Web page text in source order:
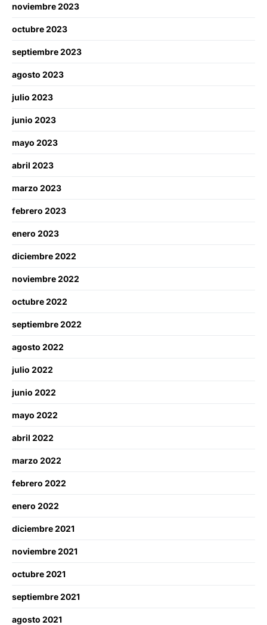
noviembre 2023
octubre 2023
septiembre 2023
agosto 2023
julio 2023
junio 2023
mayo 2023
abril 2023
marzo 2023
febrero 2023
enero 2023
diciembre 2022
noviembre 2022
octubre 2022
septiembre 2022
agosto 2022
julio 2022
junio 2022
mayo 2022
abril 2022
marzo 2022
febrero 2022
enero 2022
diciembre 2021
noviembre 2021
octubre 2021
septiembre 2021
agosto 2021